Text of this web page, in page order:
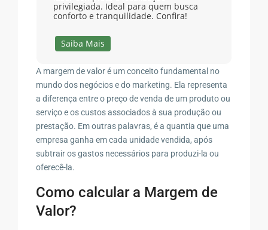
privilegiada. Ideal para quem busca
conforto e tranquilidade. Confira!
Saiba Mais
A margem de valor é um conceito fundamental no
mundo dos negócios e do marketing. Ela representa
a diferença entre o preço de venda de um produto ou
serviço e os custos associados à sua produção ou
prestação. Em outras palavras, é a quantia que uma
empresa ganha em cada unidade vendida, após
subtrair os gastos necessários para produzi-la ou
oferecê-la.
Como calcular a Margem de
Valor?